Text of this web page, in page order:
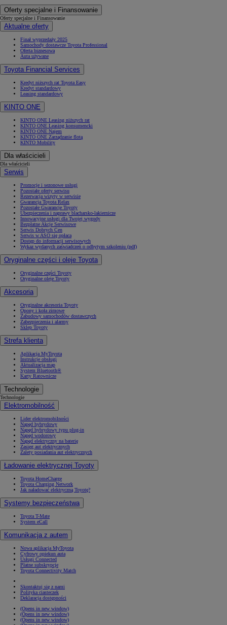
Oferty specjalne i Finansowanie
Oferty specjalne i Finansowanie
Aktualne oferty
Finał wyprzedaży 2025
Samochody dostawcze Toyota Professional
Oferta biznesowa
Auta używane
Toyota Financial Services
Kredyt niższych rat Toyota Easy
Kredyt standardowy
Leasing standardowy
KINTO ONE
KINTO ONE Leasing niższych rat
KINTO ONE Leasing konsumencki
KINTO ONE Najem
KINTO ONE Zarządzanie flotą
KINTO Mobility
Dla właścicieli
Dla właścicieli
Serwis
Promocje i sezonowe usługi
Pozostałe oferty serwisu
Rezerwacja wizyty w serwisie
Gwarancja Toyota Relax
Pozostałe Gwarancje Toyoty
Ubezpieczenia i naprawy blacharsko-lakiernicze
Innowacyjne usługi dla Twojej wygody
Bezpłatne Akcje Serwisowe
Serwis Dobrych Cen
Serwis w ASO się opłaca
Dostęp do informacji serwisowych
Wykaz wydanych zaświadczeń o odbytym szkoleniu (pdf)
Oryginalne części i oleje Toyota
Oryginalne części Toyoty
Oryginalne oleje Toyoty
Akcesoria
Oryginalne akcesoria Toyoty
Opony i koła zimowe
Zabudowy samochodów dostawczych
Zabezpieczenia i alarmy
Sklep Toyoty
Strefa klienta
Aplikacja MyToyota
Instrukcje obsługi
Aktualizacja map
System Bluetooth®
Karty Ratownicze
Technologie
Technologie
Elektromobilność
Lider elektromobilności
Napęd hybrydowy
Napęd hybrydowy typu plug-in
Napęd wodorowy
Napęd elektryczny na baterię
Zasięg aut elektrycznych
Zalety posiadania aut elektrycznych
Ładowanie elektrycznej Toyoty
Toyota HomeCharge
Toyota Charging Network
Jak naładować elektryczną Toyotę?
Systemy bezpieczeństwa
Toyota T-Mate
System eCall
Komunikacja z autem
Nowa aplikacja MyToyota
Cyfrowy opiekun auta
Usługi Connected
Płatne subskrypcje
Toyota Connectivity Match
Skontaktuj się z nami
Polityka ciasteczek
Deklaracja dostępności
(Opens in new window)
(Opens in new window)
(Opens in new window)